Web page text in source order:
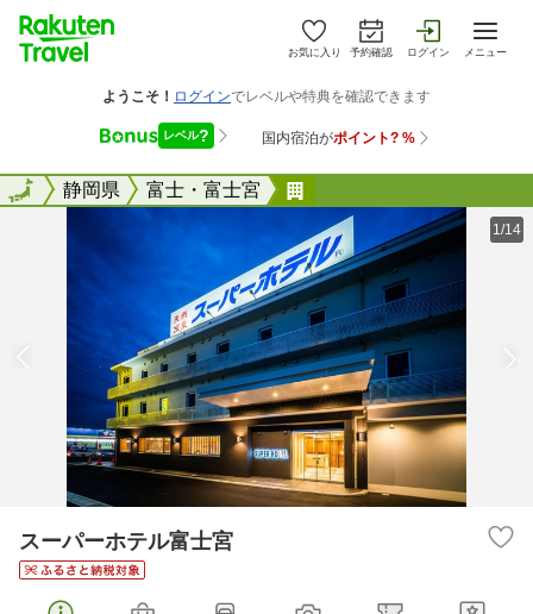
お気に入り 予約確認 ログイン メニュー
全国静岡県 富士・富士宮
全国
1/14
スーパーホテル富士宮